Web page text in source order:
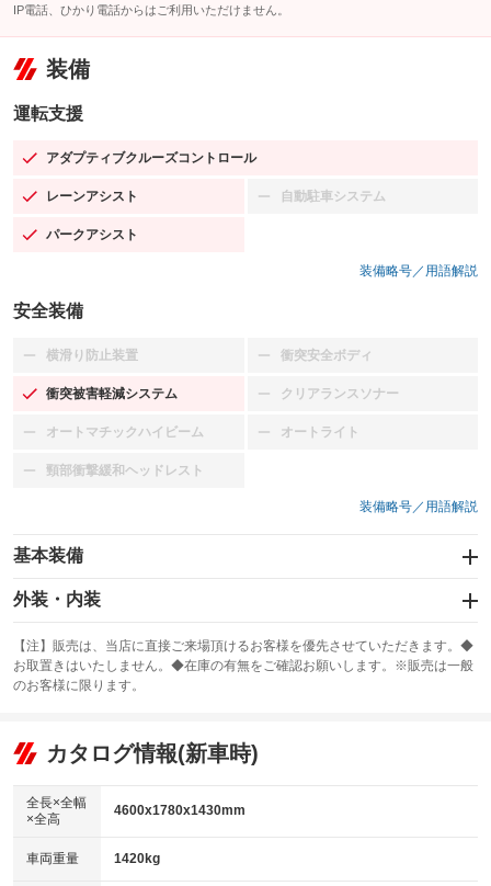
IP電話、ひかり電話からはご利用いただけません。
装備
運転支援
アダプティブクルーズコントロール
：装備あり
レーンアシスト
：装備あり 自動駐車システム
：装備なし
パークアシスト
：装備あり
装備略号／用語解説
安全装備
横滑り防止装置
：装備なし 衝突安全ボディ
：装備なし
衝突被害軽減システム
：装備あり クリアランスソナー
：装備なし
オートマチックハイビーム
：装備なし オートライト
：装備なし
頸部衝撃緩和ヘッドレスト
：装備なし
装備略号／用語解説
基本装備
エアバッグ
：装備なし
：装備なし
サンルーフ
：装備あり ABS
リフトアップ
：装備なし
：装備なし
パワーウィンドウ
アイドリングストップ
：装備なし
外装・内装
カーナビ：メモリーナビ他
：装備あり
TV：フルセグ
：装備あり
ビジュアル
：装備なし
：装備あり
革シート
キーレス
【注】販売は、当店に直接ご来場頂けるお客様を優先させていただきます。◆
お取置きはいたしません。◆在庫の有無をご確認お願いします。※販売は一般
のお客様に限ります。
カタログ情報(新車時)
全長×全幅
×全高
4600x1780x1430mm
車両重量 1420kg